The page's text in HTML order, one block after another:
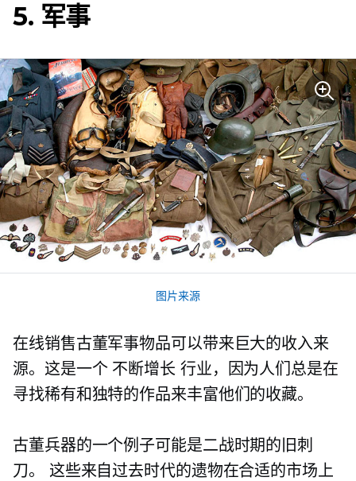
5. 军事
图片来源
在线销售古董军事物品可以带来巨大的收入来
源。这是一个 不断增长 行业，因为人们总是在
寻找稀有和独特的作品来丰富他们的收藏。
古董兵器的一个例子可能是二战时期的旧刺
刀。 这些来自过去时代的遗物在合适的市场上